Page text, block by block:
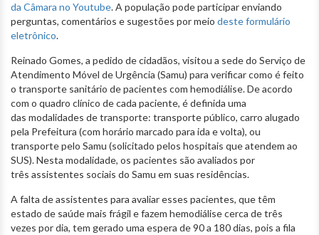
da Câmara no Youtube. A população pode participar enviando
perguntas, comentários e sugestões por meio deste formulário
eletrônico.
Reinado Gomes, a pedido de cidadãos, visitou a sede do Serviço de
Atendimento Móvel de Urgência (Samu) para verificar como é feito
o transporte sanitário de pacientes com hemodiálise. De acordo
com o quadro clínico de cada paciente, é definida uma
das modalidades de transporte: transporte público, carro alugado
pela Prefeitura (com horário marcado para ida e volta), ou
transporte pelo Samu (solicitado pelos hospitais que atendem ao
SUS). Nesta modalidade, os pacientes são avaliados por
três assistentes sociais do Samu em suas residências.
A falta de assistentes para avaliar esses pacientes, que têm
estado de saúde mais frágil e fazem hemodiálise cerca de três
vezes por dia, tem gerado uma espera de 90 a 180 dias, pois a fila